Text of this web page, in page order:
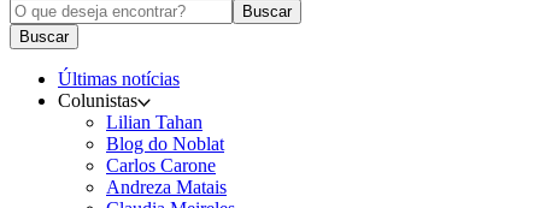
Buscar
Buscar
Últimas notícias
Colunistas
Lilian Tahan
Blog do Noblat
Carlos Carone
Andreza Matais